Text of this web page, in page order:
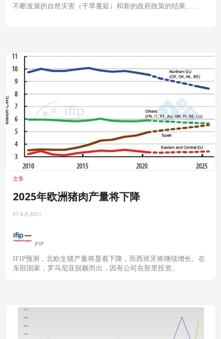
不断发展的自然灾害（干旱蔓延）和新的政府政策的结果……
文章
2025年欧洲猪肉产量将下降
07-6月-2021
IFIP
IFIP预测，北欧生猪产量将显着下降，而西班牙将继续增长。在
东部国家，罗马尼亚脱颖而出，因有公司在那里投资。